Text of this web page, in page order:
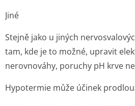
Jiné
Stejně jako u jiných
tam, kde je to možné, upravit
nerovnováhy, poruchy pH krve
Hypotermie může účinek